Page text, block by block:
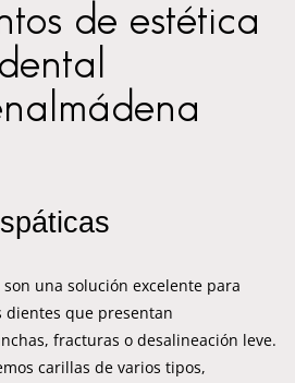
de estética
dental
una solución excelente para
dientes que presentan
fracturas o desalineación leve.
carillas de varios tipos,